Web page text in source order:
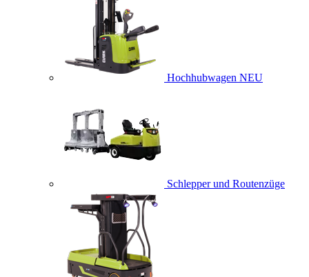
Hochhubwagen NEU
Schlepper und Routenzüge